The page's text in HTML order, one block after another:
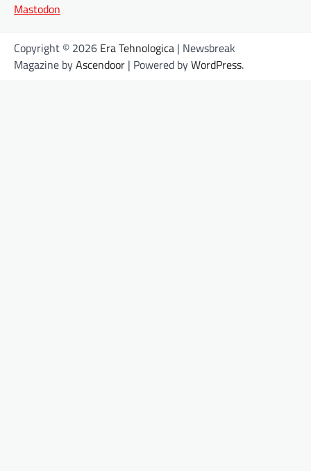
Mastodon
Copyright © 2026 Era Tehnologica | Newsbreak
Magazine byAscendoor | Powered byWordPress.